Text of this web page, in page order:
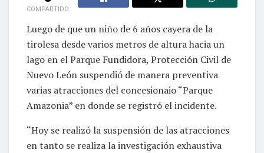
COMPARTIDO
Luego de que un niño de 6 años cayera de la
tirolesa desde varios metros de altura hacia un
lago en el Parque Fundidora, Protección Civil de
Nuevo León suspendió de manera preventiva
varias atracciones del concesionaio “Parque
Amazonia” en donde se registró el incidente.
“Hoy se realizó la suspensión de las atracciones
en tanto se realiza la investigación exhaustiva